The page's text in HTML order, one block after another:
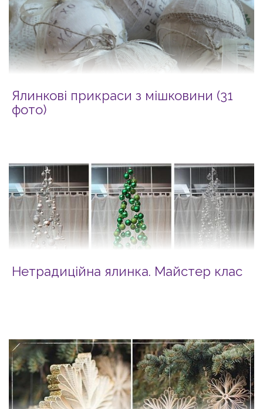
Ялинкові прикраси з мішковини (31
фото)
Нетрадиційна ялинка. Майстер клас